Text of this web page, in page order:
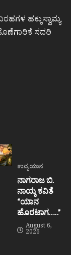
ಹಕ್ಕುಸ್ವಾಮ್ಯ
ಸದರಿ
ಕಾವ್ಯಯಾನ
ನಾಗರಾಜ ಬಿ.
ನಾಯ್ಕ ಕವಿತೆ
“ಯಾನ
ಹೊರಟಾಗ…..”
August 6,
2026